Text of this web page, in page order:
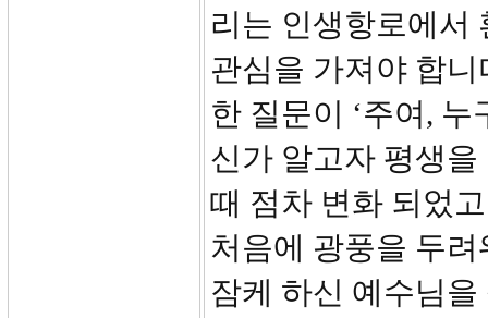
리는 인생항로에서
관심을 가져야 합
한 질문이 ‘주여,
신가 알고자 평생
때 점차 변화 되었
처음에 광풍을 두
잠케 하신 예수님